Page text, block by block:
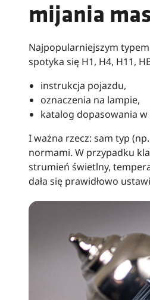
mijania
Najpopularniejszym
spotyka się H1, H4, H11,
instrukcja pojazdu,
oznaczenia na lampie,
katalog dopasowania w
I ważna rzecz: sam typ
normami. W przypadku
strumień świetlny,
dała się prawidłowo